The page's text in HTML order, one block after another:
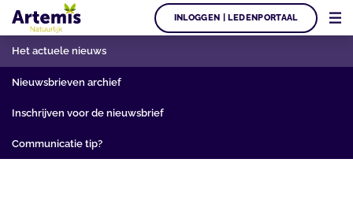
INLOGGEN | LEDENPORTAAL
Het actuele nieuws
Nieuwsbrieven archief
Inschrijven voor de nieuwsbrief
Communicatie tip?